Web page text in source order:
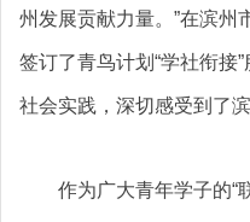
州发展贡献力量。”在滨州
签订了青鸟计划“学社衔接
社会实践，深切感受到了
作为广大青年学子的“